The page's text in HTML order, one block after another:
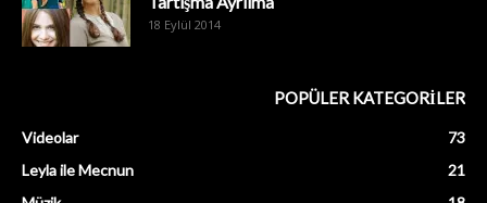
18 Eylül 2014
POPÜLER KATEGORİLER
Videolar
73
Leyla ile Mecnun
21